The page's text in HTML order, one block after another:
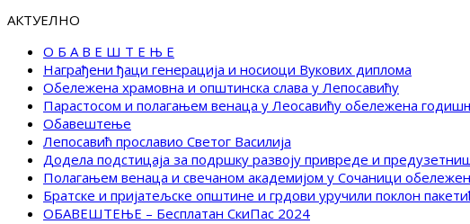
АКТУЕЛНО
О Б А В Е Ш Т Е Њ Е
Награђени ђаци генерација и носиоци Вукових диплома
Обележена храмовна и општинска слава у Лепосавићу
Парастосом и полагањем венаца у Леосавићу обележена
Обавештење
Лепосавић прославио Светог Василија
Додела подстицаја за подршку развоју привреде и
Полагањем венаца и свечаном академијом у Сочаници
Братске и пријатељске општине и грдови уручили поклон
ОБАВЕШТЕЊЕ – Бесплатан СкиПас 2024